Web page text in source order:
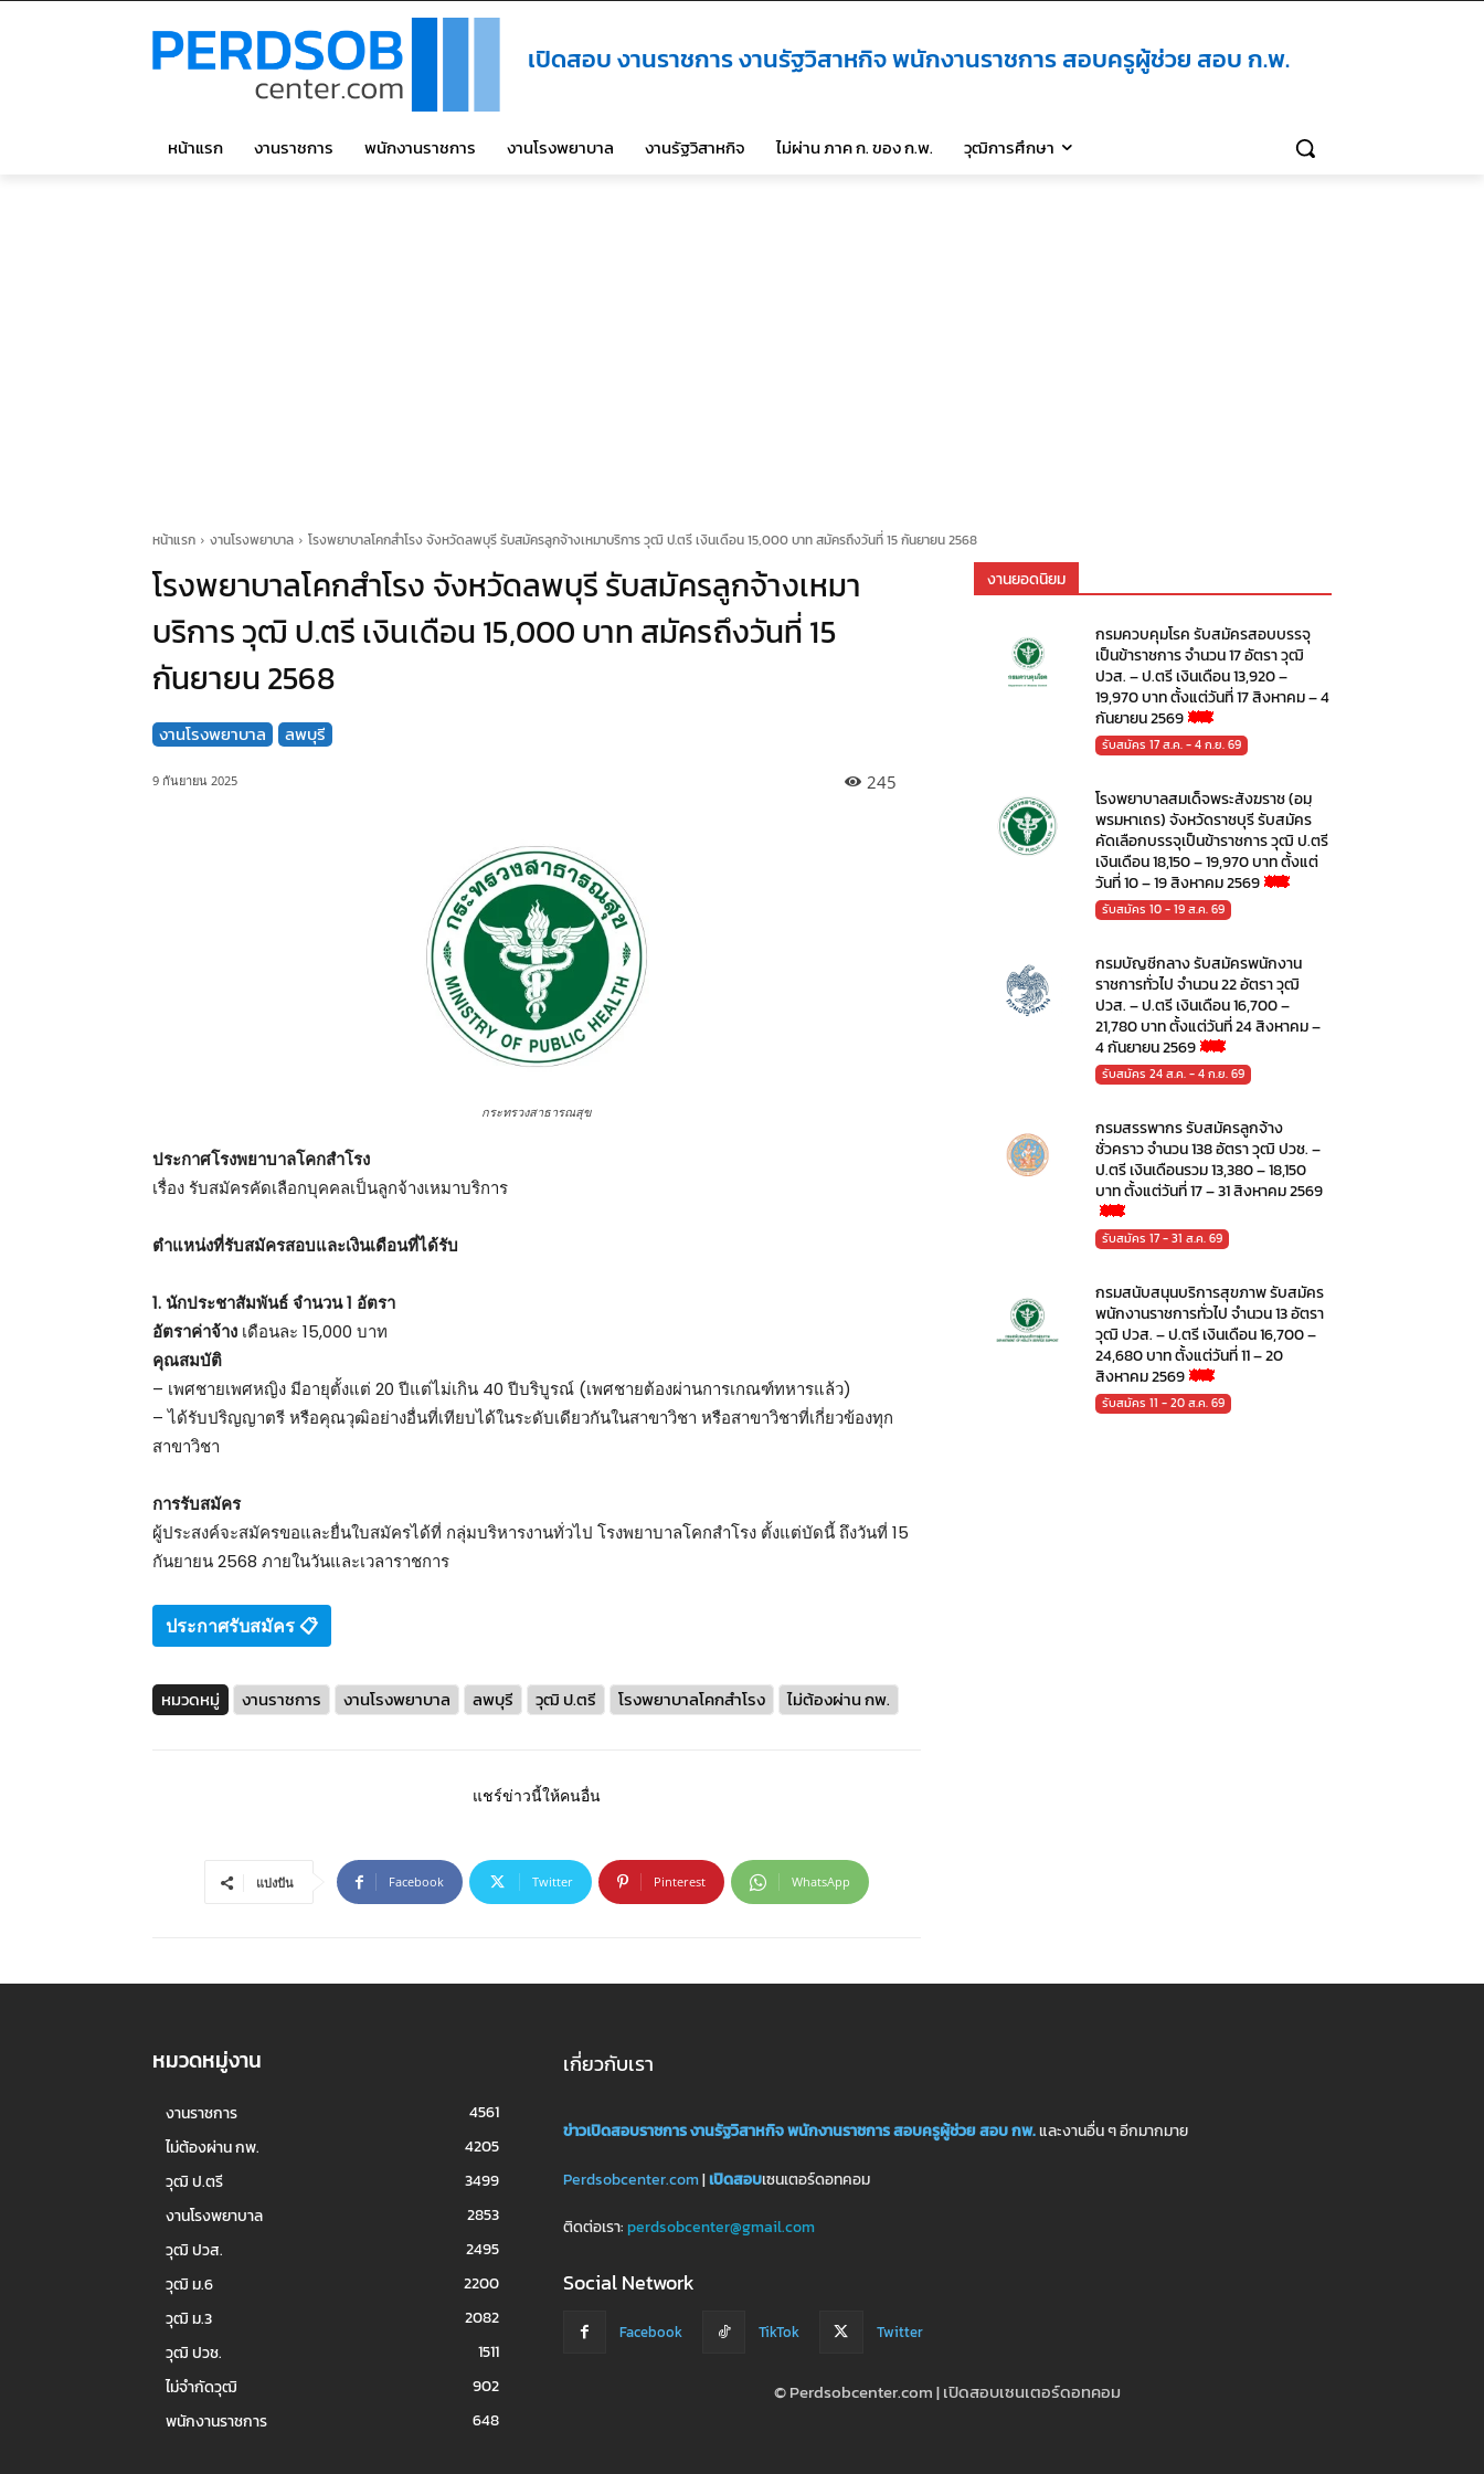
เปิดสอบ งานราชการ งานรัฐวิสาหกิจ พนักงานราชการ สอบครูผู้ช่วย สอบ ก.พ.
หน้าแรก งานราชการ พนักงานราชการ งานโรงพยาบาล งานรัฐวิสาหกิจ ไม่ผ่าน ภาค ก. ของ ก.พ. วุฒิการศึกษา
หน้าแรก งานโรงพยาบาล โรงพยาบาลโคกสำโรง จังหวัดลพบุรี รับสมัครลูกจ้างเหมาบริการ วุฒิ ป.ตรี เงินเดือน 15,000 บาท สมัครถึงวันที่ 15 กันยายน 2568
โรงพยาบาลโคกสำโรง จังหวัดลพบุรี รับสมัครลูกจ้างเหมา
บริการ วุฒิ ป.ตรี เงินเดือน 15,000 บาท สมัครถึงวันที่ 15
กันยายน 2568
งานโรงพยาบาล ลพบุรี
9 กันยายน 2025 245
กระทรวงสาธารณสุข
ประกาศโรงพยาบาลโคกสำโรง
เรื่อง รับสมัครคัดเลือกบุคคลเป็นลูกจ้างเหมาบริการ
ตําแหน่งที่รับสมัครสอบและเงินเดือนที่ได้รับ
1. นักประชาสัมพันธ์ จำนวน 1 อัตรา
อัตราค่าจ้าง เดือนละ 15,000 บาท
คุณสมบัติ
– เพศชายเพศหญิง มีอายุตั้งแต่ 20 ปีแต่ไม่เกิน 40 ปีบริบูรณ์ (เพศชายต้องผ่านการเกณฑ์ทหารแล้ว)
– ได้รับปริญญาตรี หรือคุณวุฒิอย่างอื่นที่เทียบได้ในระดับเดียวกันในสาขาวิชา หรือสาขาวิชาที่เกี่ยวข้องทุก
สาขาวิชา
การรับสมัคร
ผู้ประสงค์จะสมัครขอและยื่นใบสมัครได้ที่ กลุ่มบริหารงานทั่วไป โรงพยาบาลโคกสำโรง ตั้งแต่บัดนี้ ถึงวันที่ 15
กันยายน 2568 ภายในวันและเวลาราชการ
ประกาศรับสมัคร 📋
หมวดหมู่ งานราชการ งานโรงพยาบาล ลพบุรี วุฒิ ป.ตรี โรงพยาบาลโคกสำโรง ไม่ต้องผ่าน กพ.
แชร์ข่าวนี้ให้คนอื่น
แบ่งปัน Facebook Twitter Pinterest WhatsApp
งานยอดนิยม
กรมควบคุมโรค รับสมัครสอบบรรจุ
เป็นข้าราชการ จำนวน 17 อัตรา วุฒิ
ปวส. – ป.ตรี เงินเดือน 13,920 –
19,970 บาท ตั้งแต่วันที่ 17 สิงหาคม – 4
กันยายน 2569
รับสมัคร 17 ส.ค. - 4 ก.ย. 69
โรงพยาบาลสมเด็จพระสังฆราช (อมฺ
พรมหาเถร) จังหวัดราชบุรี รับสมัคร
คัดเลือกบรรจุเป็นข้าราชการ วุฒิ ป.ตรี
เงินเดือน 18,150 – 19,970 บาท ตั้งแต่
วันที่ 10 – 19 สิงหาคม 2569
รับสมัคร 10 - 19 ส.ค. 69
กรมบัญชีกลาง รับสมัครพนักงาน
ราชการทั่วไป จำนวน 22 อัตรา วุฒิ
ปวส. – ป.ตรี เงินเดือน 16,700 –
21,780 บาท ตั้งแต่วันที่ 24 สิงหาคม –
4 กันยายน 2569
รับสมัคร 24 ส.ค. - 4 ก.ย. 69
กรมสรรพากร รับสมัครลูกจ้าง
ชั่วคราว จำนวน 138 อัตรา วุฒิ ปวช. –
ป.ตรี เงินเดือนรวม 13,380 – 18,150
บาท ตั้งแต่วันที่ 17 – 31 สิงหาคม 2569
รับสมัคร 17 - 31 ส.ค. 69
กรมสนับสนุนบริการสุขภาพ รับสมัคร
พนักงานราชการทั่วไป จำนวน 13 อัตรา
วุฒิ ปวส. – ป.ตรี เงินเดือน 16,700 –
24,680 บาท ตั้งแต่วันที่ 11 – 20
สิงหาคม 2569
รับสมัคร 11 - 20 ส.ค. 69
หมวดหมู่งาน
งานราชการ
4561
ไม่ต้องผ่าน กพ.
4205
วุฒิ ป.ตรี
3499
งานโรงพยาบาล
2853
วุฒิ ปวส.
2495
วุฒิ ม.6
2200
วุฒิ ม.3
2082
วุฒิ ปวช.
1511
ไม่จำกัดวุฒิ
902
พนักงานราชการ
648
เกี่ยวกับเรา
ข่าวเปิดสอบราชการงานรัฐวิสาหกิจพนักงานราชการสอบครูผู้ช่วยสอบ กพ.และงานอื่น ๆ อีกมากมาย
Perdsobcenter.com|เปิดสอบเซนเตอร์ดอทคอม
ติดต่อเรา: perdsobcenter@gmail.com
Social Network
Facebook TikTok Twitter
© Perdsobcenter.com | เปิดสอบเซนเตอร์ดอทคอม